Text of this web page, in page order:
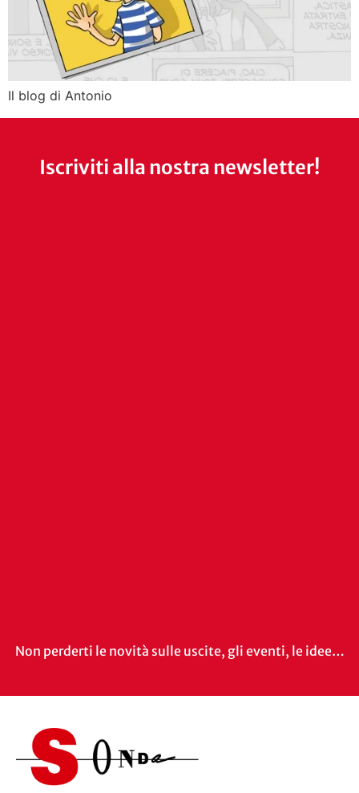
Il blog di Antonio
Iscriviti alla nostra newsletter!
Non perderti le novità sulle uscite, gli eventi, le idee…